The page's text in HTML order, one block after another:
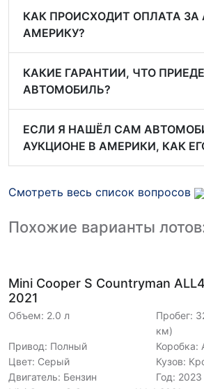
КАК ПРОИСХОДИТ ОПЛАТА ЗА
АМЕРИКУ?
КАКИЕ ГАРАНТИИ, ЧТО
АВТОМОБИЛЬ?
ЕСЛИ Я НАШЁЛ САМ
АУКЦИОНЕ В АМЕРИКИ, КАК
Смотреть весь список вопросов
Похожие варианты
Mini Cooper S Countryman ALL4
2021
Объем: 2.0 л
Пробег:
км)
Привод: Полный
Коробка:
Цвет: Серый
Кузов:
Двигатель: Бензин
Год: 2023